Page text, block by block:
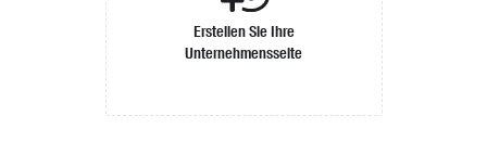
Erstellen Sie Ihre
Unternehmensseite